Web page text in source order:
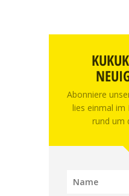
Abonniere
lies einmal im
rund um